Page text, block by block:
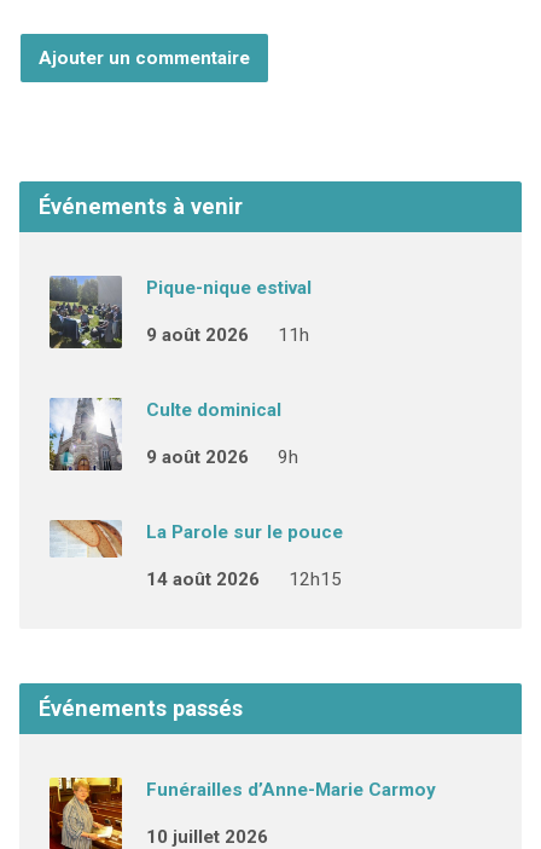
Événements à venir
Pique-nique estival
9 août 2026 11h
Culte dominical
9 août 2026 9h
La Parole sur le pouce
14 août 2026 12h15
Événements passés
Funérailles d’Anne-Marie Carmoy
10 juillet 2026